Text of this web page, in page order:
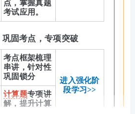
点，掌握真题
考试应用。
巩固考点，专项突破
考点框架梳理
串讲，针对性
巩固锁分
进入强化阶
段学习>>
计算题专项讲
解，提升计算